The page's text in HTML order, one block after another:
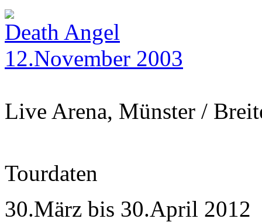
Death Angel
12.November 2003
Live Arena, Münster /
Tourdaten
30.März bis 30.April 2012